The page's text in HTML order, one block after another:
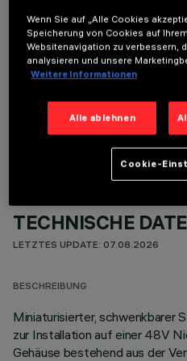
OPTIONALE
TECHNISCHE
LETZTES UPDATE: 07.08.2026
BESCHREIBUNG
Miniaturisierter, schwenkbarer
zur Installation auf einer 48V
Gehäuse bestehend aus der
Wenn Sie auf „Alle Cookies
Speicherung von Cookies auf
Websitenavigation zu verbessern,
analysieren und unsere
Weitere Informationen
Alle ablehnen
Cookie-